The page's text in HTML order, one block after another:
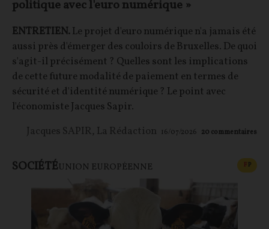
politique avec l'euro numérique »
ENTRETIEN.Le projet d'euro numérique n'a jamais été
aussi près d'émerger des couloirs de Bruxelles. De quoi
s'agit-il précisément ? Quelles sont les implications
de cette future modalité de paiement en termes de
sécurité et d'identité numérique ? Le point avec
l'économiste Jacques Sapir.
Jacques SAPIR, La Rédaction 16/07/2026 20 commentaires
SOCIÉTÉUNION EUROPÉENNE FP